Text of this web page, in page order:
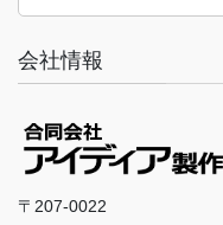
会社情報
〒207-0022